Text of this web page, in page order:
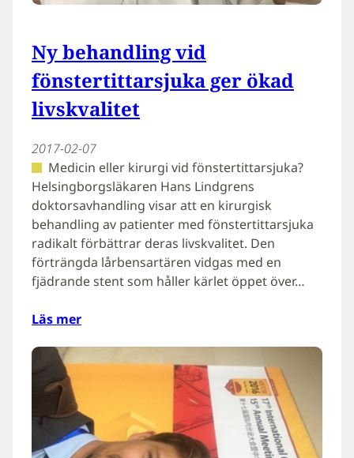
Ny behandling vid
fönstertittarsjuka ger ökad
livskvalitet
2017-02-07
Medicin eller kirurgi vid fönstertittarsjuka?
Helsingborgsläkaren Hans Lindgrens
doktorsavhandling visar att en kirurgisk
behandling av patienter med fönstertittarsjuka
radikalt förbättrar deras livskvalitet. Den
förträngda lårbensartären vidgas med en
fjädrande stent som håller kärlet öppet över…
Läs mer